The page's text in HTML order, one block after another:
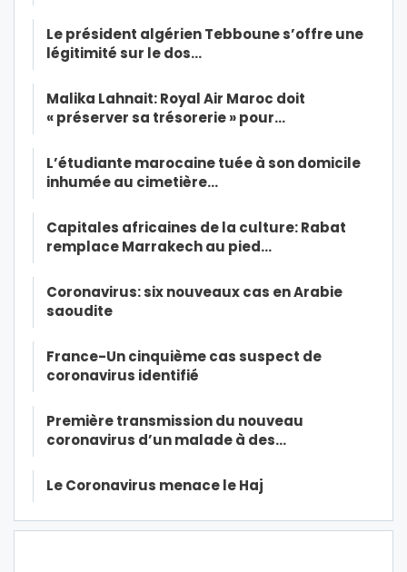
Le président algérien Tebboune s’offre une
légitimité sur le dos…
Malika Lahnait: Royal Air Maroc doit
« préserver sa trésorerie » pour…
L’étudiante marocaine tuée à son domicile
inhumée au cimetière…
Capitales africaines de la culture: Rabat
remplace Marrakech au pied…
Coronavirus: six nouveaux cas en Arabie
saoudite
France-Un cinquième cas suspect de
coronavirus identifié
Première transmission du nouveau
coronavirus d’un malade à des…
Le Coronavirus menace le Haj